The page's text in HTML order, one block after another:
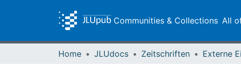
Communities & Collections All
Home JLUdocs Zeitschriften Externe